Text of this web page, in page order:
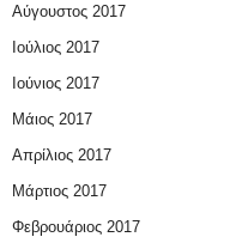
Αύγουστος 2017
Ιούλιος 2017
Ιούνιος 2017
Μάιος 2017
Απρίλιος 2017
Μάρτιος 2017
Φεβρουάριος 2017